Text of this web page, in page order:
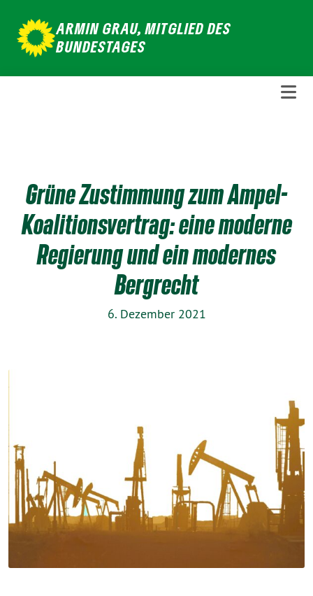
zum
Inhalt
ARMIN GRAU, MITGLIED DES
BUNDESTAGES
Grüne Zustimmung zum Ampel-
Koalitionsvertrag: eine moderne
Regierung und ein modernes
Bergrecht
6. Dezember 2021